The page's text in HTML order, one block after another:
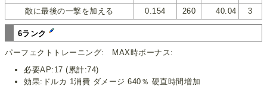
敵に最後の一撃を加える
0.154 260 40.04 3
6ランク
パーフェクトトレーニング: MAX時ボーナス:
必要AP:17 (累計:74)
効果:ドルカ 1消費 ダメージ 640％ 硬直時間増加